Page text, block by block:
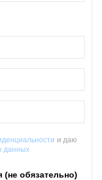
и даю
данных
обязательно)